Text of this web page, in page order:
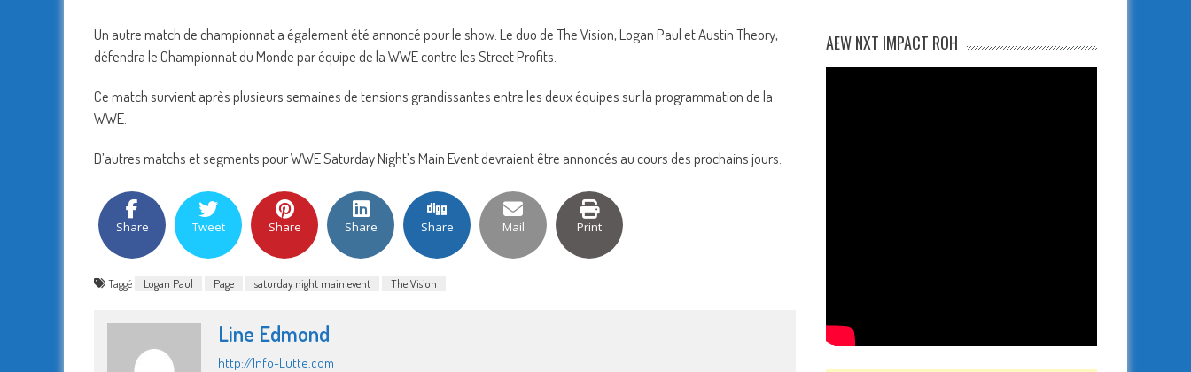
Un autre match de championnat a également été annoncé pour le show. Le duo de The Vision, Logan Paul et Austin Theory,
défendra le Championnat du Monde par équipe de la WWE contre les Street Profits.
Ce match survient après plusieurs semaines de tensions grandissantes entre les deux équipes sur la programmation de la
WWE.
D’autres matchs et segments pour WWE Saturday Night’s Main Event devraient être annoncés au cours des prochains jours.
Share Tweet Share Share Share Mail Print
Taggé Logan Paul Page saturday night main event The Vision
Line Edmond
http://Info-Lutte.com
AEW NXT IMPACT ROH